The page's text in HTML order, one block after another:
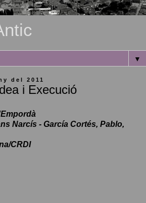
▼
del 2011
i Execució
Narcís - García Cortés, Pablo,
CRDI